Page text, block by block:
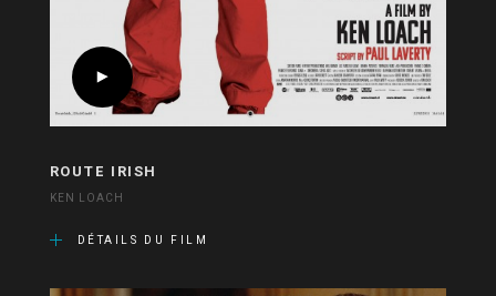
ROUTE IRISH
KEN LOACH
DÉTAILS DU FILM